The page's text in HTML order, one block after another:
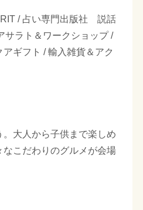
/ 占い専門出版社 説話
サラト＆ワークショップ /
ギフト / 輸入雑貨＆アク
大人から子供まで楽しめ
なこだわりのグルメが会場